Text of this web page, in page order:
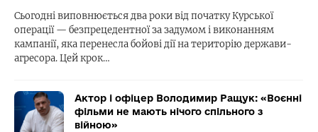
Сьогодні виповнюється два роки від початку Курської
операції — безпрецедентної за задумом і виконанням
кампанії, яка перенесла бойові дії на територію держави-
агресора. Цей крок…
Актор і офіцер Володимир Ращук: «Воєнні
фільми не мають нічого спільного з
війною»